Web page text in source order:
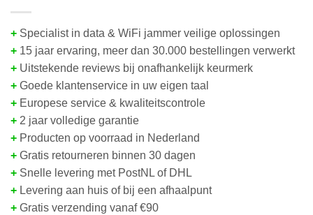
+ Specialist in data & WiFi jammer veilige oplossingen
+ 15 jaar ervaring, meer dan 30.000 bestellingen verwerkt
+ Uitstekende reviews bij onafhankelijk keurmerk
+ Goede klantenservice in uw eigen taal
+ Europese service & kwaliteitscontrole
+ 2 jaar volledige garantie
+ Producten op voorraad in Nederland
+ Gratis retourneren binnen 30 dagen
+ Snelle levering met PostNL of DHL
+ Levering aan huis of bij een afhaalpunt
+ Gratis verzending vanaf €90